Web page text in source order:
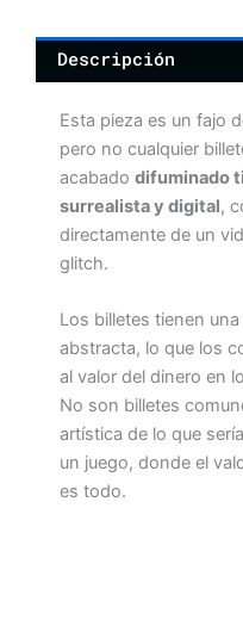
Descripción
Esta pieza es un fajo
pero no cualquier
acabado difuminado
surrealista y digital,
directamente de un
glitch.
Los billetes tienen
abstracta, lo que los
al valor del dinero en
No son billetes
artística de lo que
un juego, donde el
es todo.